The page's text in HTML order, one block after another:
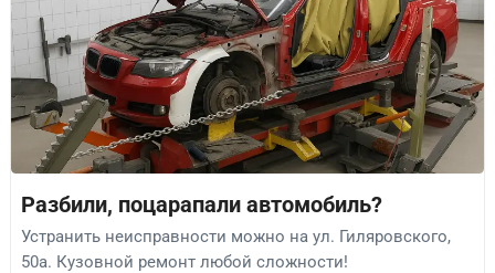
Разбили, поцарапали автомобиль?
Устранить неисправности можно на ул. Гиляровского,
50а. Кузовной ремонт любой сложности!